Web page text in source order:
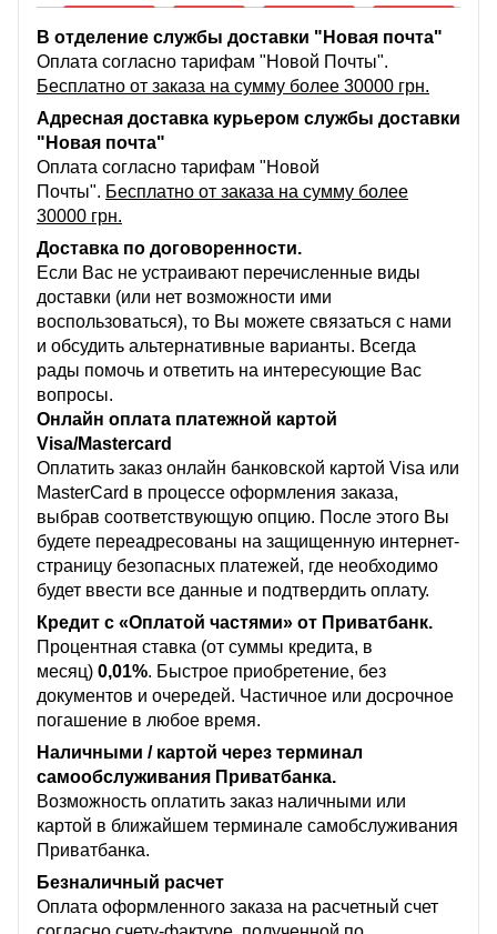
В отделение службы доставки "Новая почта"
Оплата согласно тарифам "Новой Почты".
Бесплатно от заказа на сумму более 30000 грн.
Адресная доставка курьером службы доставки
"Новая почта"
Оплата согласно тарифам "Новой
Почты". Бесплатно от заказа на сумму более
30000 грн.
Доставка по договоренности.
Если Вас не устраивают перечисленные виды
доставки (или нет возможности ими
воспользоваться), то Вы можете связаться с нами
и обсудить альтернативные варианты. Всегда
рады помочь и ответить на интересующие Вас
вопросы.
Онлайн оплата платежной картой
Visa/Mastercard
Оплатить заказ онлайн банковской картой Visa или
MasterCard в процессе оформления заказа,
выбрав соответствующую опцию. После этого Вы
будете переадресованы на защищенную интернет-
страницу безопасных платежей, где необходимо
будет ввести все данные и подтвердить оплату.
Кредит с «Оплатой частями» от Приватбанк.
Процентная ставка (от суммы кредита, в
месяц) 0,01%. Быстрое приобретение, без
документов и очередей. Частичное или досрочное
погашение в любое время.
Наличными / картой через терминал
самообслуживания Приватбанка.
Возможность оплатить заказ наличными или
картой в ближайшем терминале самобслуживания
Приватбанка.
Безналичный расчет
Оплата оформленного заказа на расчетный счет